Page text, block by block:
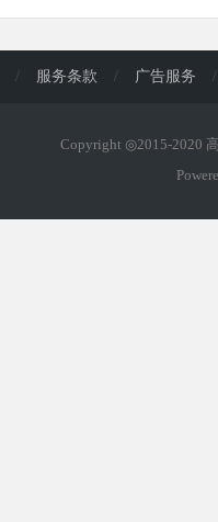
/ 服务条款 / 广告服务 /
Copyright ◎2015-2020